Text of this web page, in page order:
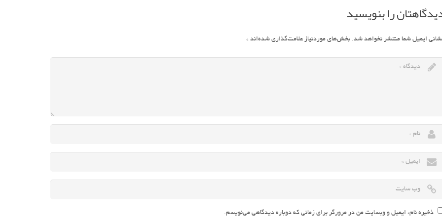
را بنویسید
ایمیل شما منتشر نخواهد شد. بخش‌های موردنیاز علامت‌گذاری شده‌اند *
ذخیره نام، ایمیل و وبسایت من در مرورگر برای زمانی که دوباره دیدگاهی می‌نویسم.